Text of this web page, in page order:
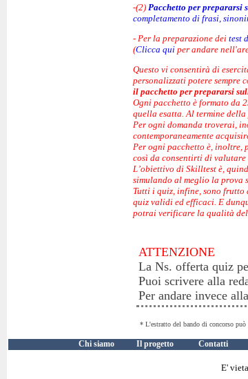
-(2) Pacchetto per prepararsi
completamento di frasi,
- Per la preparazione dei test
(Clicca qui per andare
Questo vi consentirà di
personalizzati potere sempre
il pacchetto per prepararsi
Ogni pacchetto è formato da
quella esatta. Al termine
Per ogni domanda troverai,
contemporaneamente
Per ogni pacchetto è, inoltre,
così da consentirti di valutare
L’obiettivo di Skilltest è,
simulando al meglio la prova
Tutti i quiz, infine, sono
quiz validi ed efficaci. E
potrai verificare la qualità
ATTENZIONE
La Ns. offerta quiz
Puoi scrivere alla
Per andare invece
* L'estratto del bando di concorso
Chi siamo Il progetto Contatti
E'